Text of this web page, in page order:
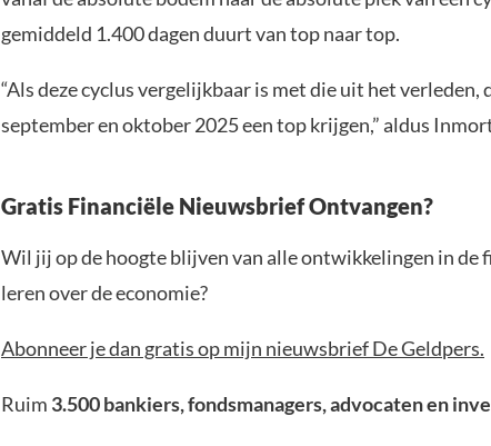
gemiddeld 1.400 dagen duurt van top naar top.
“Als deze cyclus vergelijkbaar is met die uit het verleden,
september en oktober 2025 een top krijgen,” aldus
Gratis Financiële Nieuwsbrief Ontvangen?
Wil jij op de hoogte blijven van alle ontwikkelingen in de
leren over de economie?
Abonneer je dan gratis op mijn nieuwsbrief De Geldpers.
Ruim 3.500 bankiers, fondsmanagers, advocaten en